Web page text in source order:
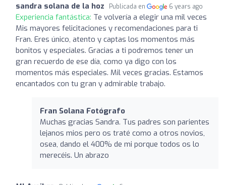
sandra solana de la hoz Publicada en 6 years ago
Experiencia fantástica: Te volvería a elegir una mil veces
Mis mayores felicitaciones y recomendaciones para ti
Fran. Eres único, atento y captas los momentos más
bonitos y especiales. Gracias a ti podremos tener un
gran recuerdo de ese día, como ya digo con los
momentos más especiales. Mil veces gracias. Estamos
encantados con tu gran y admirable trabajo.
Fran Solana Fotógrafo
Muchas gracias Sandra. Tus padres son parientes
lejanos mios pero os traté como a otros novios,
osea, dando el 400% de mi porque todos os lo
merecéis. Un abrazo